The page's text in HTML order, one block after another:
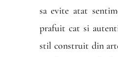
sa evite atat
prafuit cat si
stil construit din